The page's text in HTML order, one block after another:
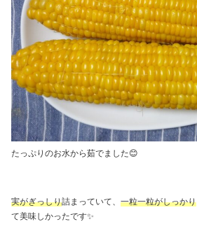
たっぷりのお水から茹でました😊
実がぎっしり詰まっていて、 一粒一粒がしっかり
て美味しかったです✨